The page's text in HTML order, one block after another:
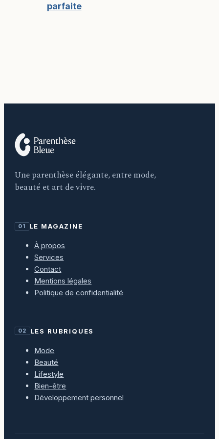
parfaite
Une parenthèse élégante, entre mode,
beauté et art de vivre.
01 LE MAGAZINE
À propos
Services
Contact
Mentions légales
Politique de confidentialité
02 LES RUBRIQUES
Mode
Beauté
Lifestyle
Bien-être
Développement personnel